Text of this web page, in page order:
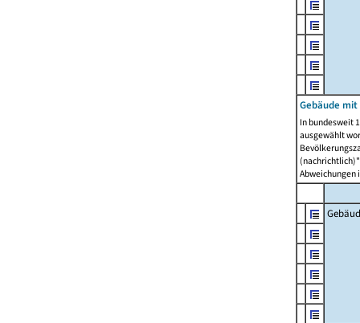
Gebäude mit
In bundesweit
ausgewählt
Abweichungen